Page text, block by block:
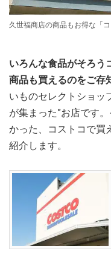
久世福商店の商品もお得な「コ
いろんな食品がそろう
商品も買えるのをご存
いものセレクトショッ
が集まった”お店です
かった、コストコで買
紹介します。